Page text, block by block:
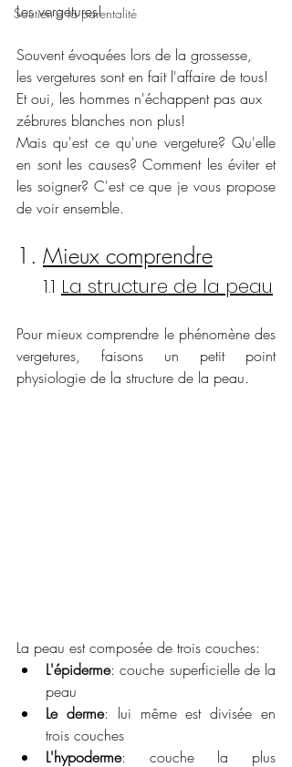
Soutien à la parentalité
Les vergetures!
Souvent évoquées lors de la grossesse,
les vergetures sont en fait l'affaire de tous!
Et oui, les hommes n'échappent pas aux
zébrures blanches non plus!
Mais qu'est ce qu'une vergeture? Qu'elle
en sont les causes? Comment les éviter et
les soigner? C'est ce que je vous propose
de voir ensemble.
1. Mieux comprendre
     1.1
La structure de la peau
Pour mieux comprendre le phénomène des
vergetures, faisons un petit point
physiologie de la structure de la peau.
La peau est composée de trois couches:
L'épiderme: couche superficielle de la
peau
Le derme: lui même est divisée en
trois couches
L'hypoderme: couche la plus